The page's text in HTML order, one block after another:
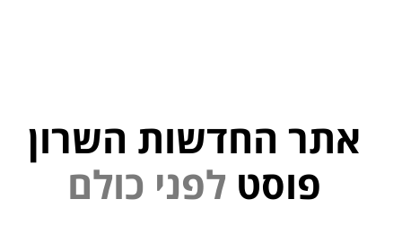
אתר החדשות השרון
פוסט